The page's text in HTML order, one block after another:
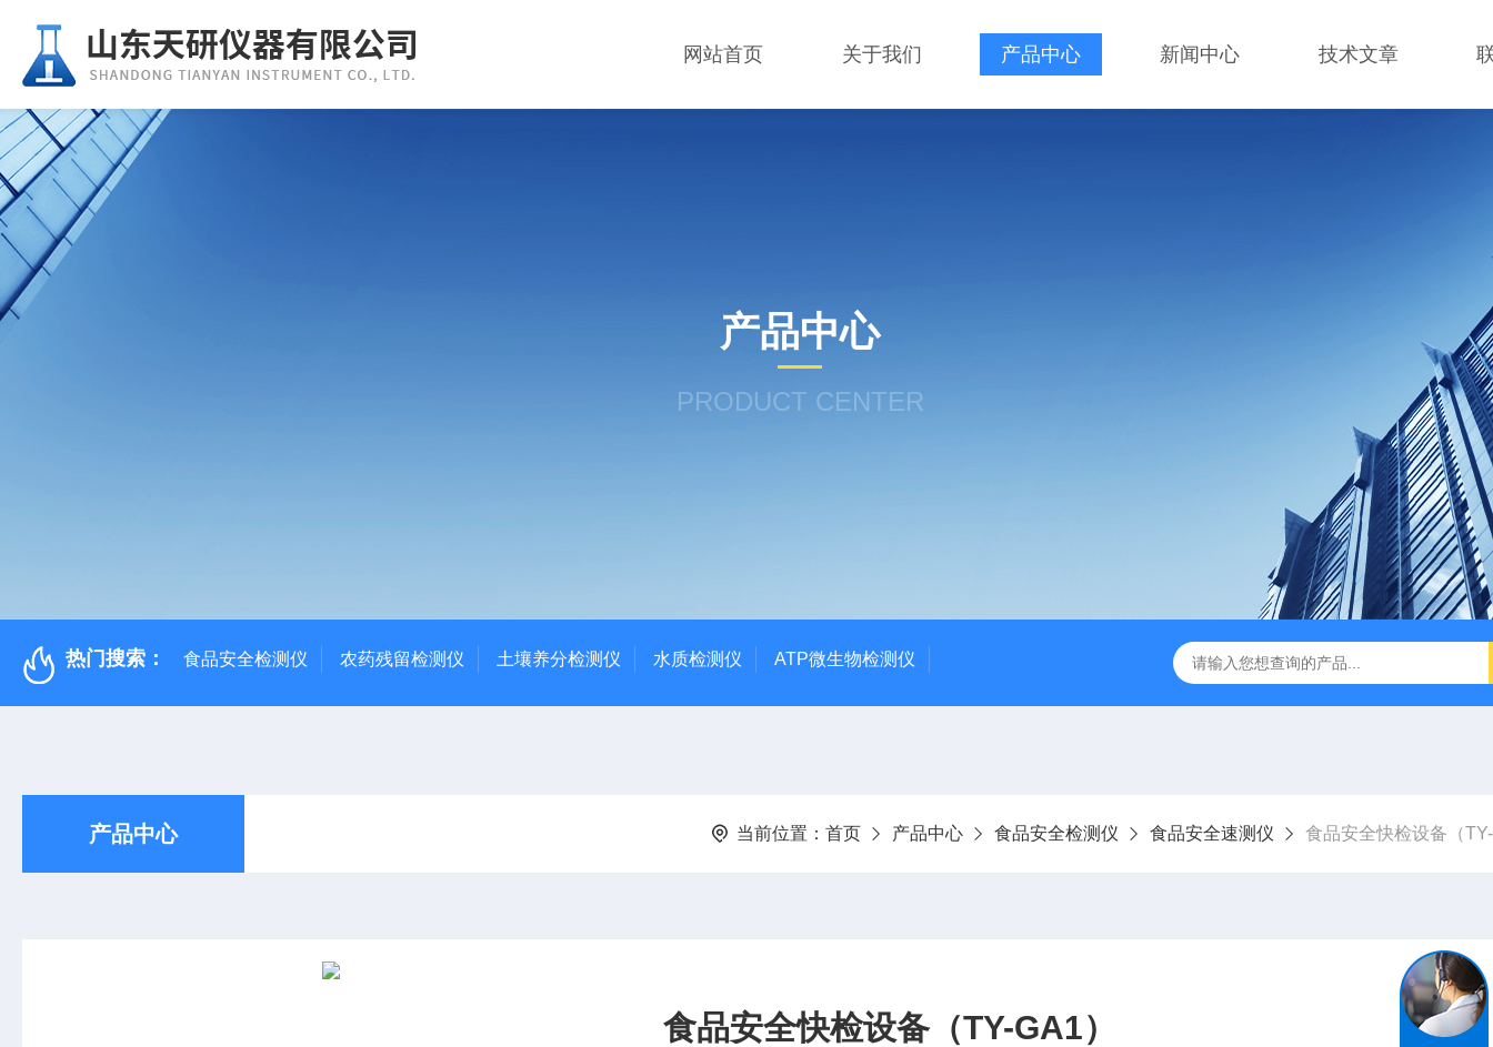
网站首页 关于我们 产品中心 新闻中心 技术文章
产品中心
PRODUCT CENTER
热门搜索： 食品安全检测仪 农药残留检测仪 土壤养分检测仪 水质检测仪 ATP微生物检测仪
产品中心 当前位置： 首页 产品中心 食品安全检测仪 食品安全速测仪 食品安全快检设备（
食品安全快检设备（TY-GA1）